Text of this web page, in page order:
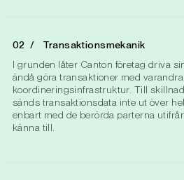
Transaktionsmekanik
I grunden låter Canton företag driva
ändå göra transaktioner med
koordineringsinfrastruktur. Till
sänds transaktionsdata inte ut över
enbart med de berörda parterna
känna till.